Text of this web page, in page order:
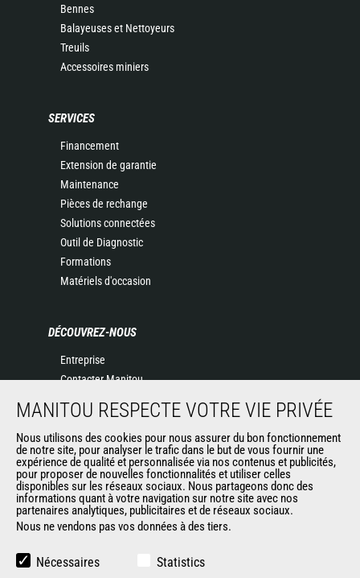
Bennes
Balayeuses et Nettoyeurs
Treuils
Accessoires miniers
SERVICES
Financement
Extension de garantie
Maintenance
Pièces de rechange
Solutions connectées
Outil de Diagnostic
Formations
Matériels d'occasion
DÉCOUVREZ-NOUS
Entreprise
Contacter Manitou
Politique de protection des données
Evénements
Actualités
Historique
AUTRES SITES DU GROUPE
Manitou Group
MANITOU RESPECTE VOTRE VIE PRIVÉE
Nous utilisons des cookies pour nous assurer du bon fonctionnement
de notre site, pour analyser le trafic dans le but de vous fournir une
expérience de qualité et personnalisée via nos contenus et publicités,
pour proposer de nouvelles fonctionnalités et utiliser celles
disponibles sur les réseaux sociaux. Nous partageons donc des
informations quant à votre navigation sur notre site avec nos
partenaires analytiques, publicitaires et de réseaux sociaux.
Nous ne vendons pas vos données à des tiers.
Nécessaires Statistics